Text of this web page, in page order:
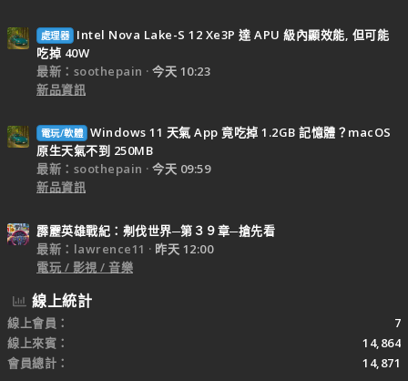
處理器
Intel Nova Lake-S 12 Xe3P 達 APU 級內顯效能, 但可能
吃掉 40W
最新：soothepain
今天 10:23
新品資訊
電玩/軟體 Windows 11 天氣 App 竟吃掉 1.2GB 記憶體？macOS
原生天氣不到 250MB
最新：soothepain
今天 09:59
新品資訊
霹靂英雄戰紀：刜伐世界─第３９章─搶先看
最新：lawrence11
昨天 12:00
電玩 / 影視 / 音樂
線上統計
線上會員
7
線上來賓
14,864
會員總計
14,871